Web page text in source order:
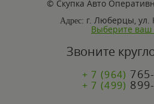
© Скупка Авто
Адрес: г. Люберцы, ул.
Выберите ваш
Звоните
+ 7 (964)
+ 7 (499)